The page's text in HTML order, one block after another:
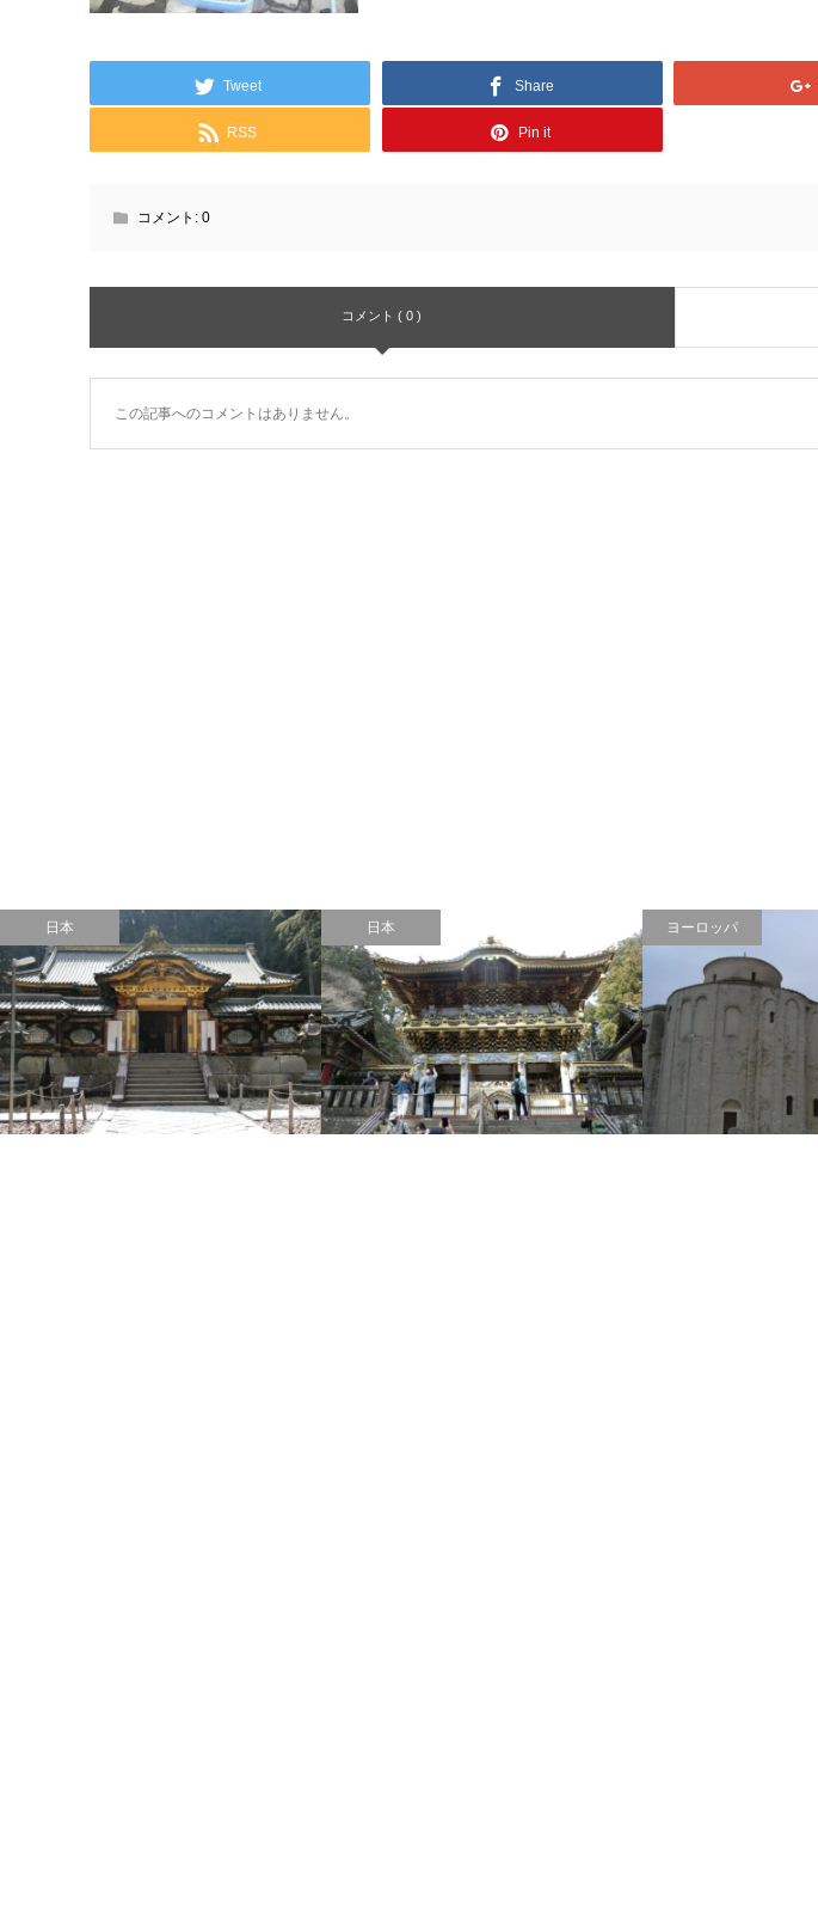
Tweet Share
RSS Pin it
コメント: 0
コメント ( 0 )
この記事へのコメントはありません。
日本 日本 ヨーロッパ